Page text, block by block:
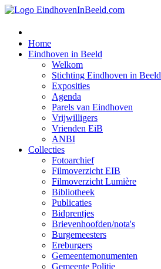
Home
Eindhoven in Beeld
Welkom
Stichting Eindhoven in Beeld
Exposities
Agenda
Parels van Eindhoven
Vrijwilligers
Vrienden EiB
ANBI
Collecties
Fotoarchief
Filmoverzicht EIB
Filmoverzicht Lumière
Bibliotheek
Publicaties
Bidprentjes
Brievenhoofden/nota's
Burgemeesters
Ereburgers
Gemeentemonumenten
Gemeente Politie